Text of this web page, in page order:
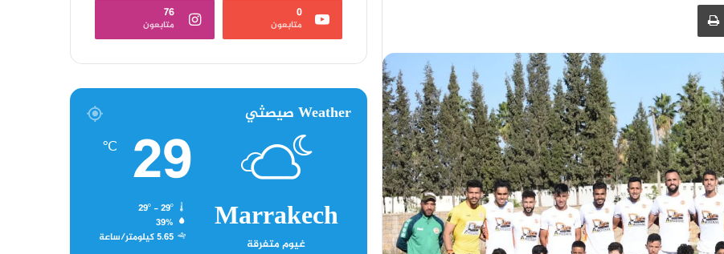
0
متابعون
76
متابعون
Weather صيصثي
Marrakech
غيوم متفرقة
29
℃
29º - 29º
39%
5.65 كيلومتر/ساعة